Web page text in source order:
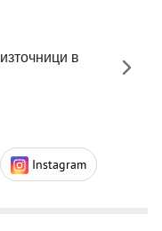
в
Instagram